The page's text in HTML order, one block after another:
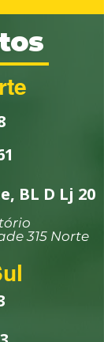
BL D Lj 20
315 Norte